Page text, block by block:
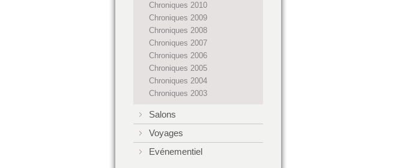
Chroniques 2010
Chroniques 2009
Chroniques 2008
Chroniques 2007
Chroniques 2006
Chroniques 2005
Chroniques 2004
Chroniques 2003
Salons
Voyages
Evénementiel